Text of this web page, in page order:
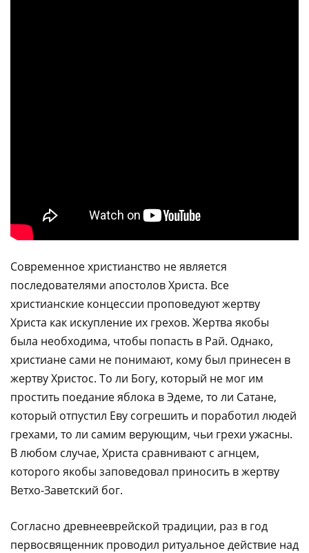
Современное христианство не является
последователями апостолов Христа. Все
христианские концессии проповедуют жертву
Христа как искупление их грехов. Жертва якобы
была необходима, чтобы попасть в Рай. Однако,
христиане сами не понимают, кому был принесен в
жертву Христос. То ли Богу, который не мог им
простить поедание яблока в Эдеме, то ли Сатане,
который отпустил Еву согрешить и поработил людей
грехами, то ли самим верующим, чьи грехи ужасны.
В любом случае, Христа сравнивают с агнцем,
которого якобы заповедовал приносить в жертву
Ветхо-Заветский бог.
Согласно древнееврейской традиции, раз в год
первосвященник проводил ритуальное действие над